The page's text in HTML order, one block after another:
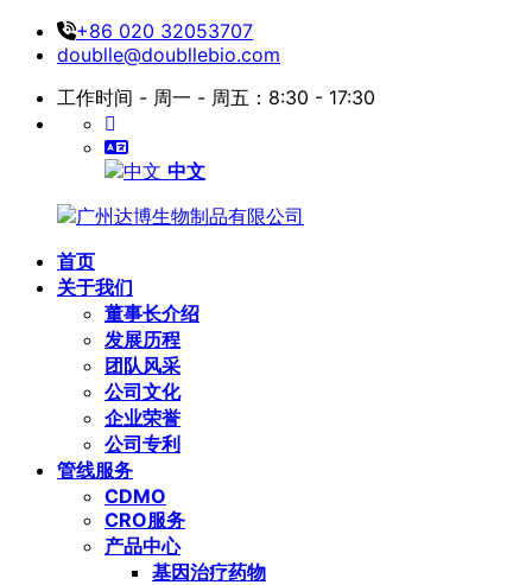
+86 020 32053707
doublle@doubllebio.com
工作时间 - 周一 - 周五：8:30 - 17:30
中文
首页
关于我们
董事长介绍
发展历程
团队风采
公司文化
企业荣誉
公司专利
管线服务
CDMO
CRO服务
产品中心
基因治疗药物